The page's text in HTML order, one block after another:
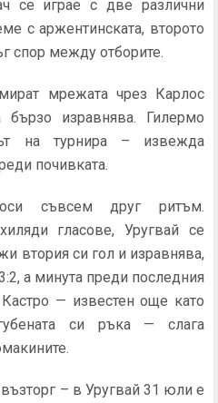
се играе с две различни
с аржентинската, второто
спор между отборите.
мрежата чрез Карлос
изравнява. Гилермо
на турнира – извежда
почивката.
съвсем друг ритъм.
гласове, Уругвай се
втория си гол и изравнява,
а минута преди последния
— известен още като
си ръка — слага
– в Уругвай 31 юли е